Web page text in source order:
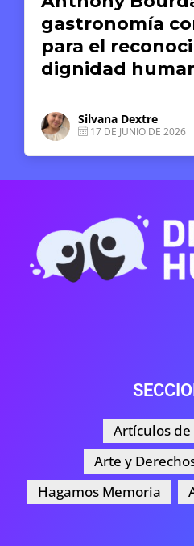
gastronomía
para el
dignidad
Silvana Dextre
17 DE JUNIO DE 2026
Artículos
Arte y
Hagamos Memoria